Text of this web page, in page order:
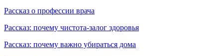
Рассказ о профессии врача
Рассказ: почему чистота-залог здоровья
Рассказ: почему важно убираться дома